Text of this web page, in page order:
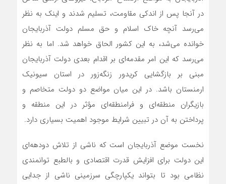
در آنجا پس از اندکی مقاومت، تسلیم شدند و اینک به نظر
می‌رسد آنچه خاک اسلام و حق مسلم دولت آذربایجان
خوانده می‌شد، به این کشور الحاق خواهد شد. اما به نظر
می‌رسد که این امر مقدمه‌ای بر اقدام بعدی دولت آذربایجان
مبنی بر بازگشایی کریدور زنگه‌زور در استان سیونیک
ارمنستان باشد. در این میان مواضع دو دولت متخاصم و
بازیگران منطقه‌ای و فرامنطقه‌ای مؤثر در این منطقه و
پرداختن به آن در تبیین شرایط موجود اهمیت بسیاری دارد.
نخست موضع آذربایجان است که ناشی از تلاش دو‌‌دهه‌ای
این دولت برای افزایش قدرت اقتصادی و بالطبع توانمندی
نظامی بود تا بتواند یکپارچگی سرزمینی ناشی از جدایی